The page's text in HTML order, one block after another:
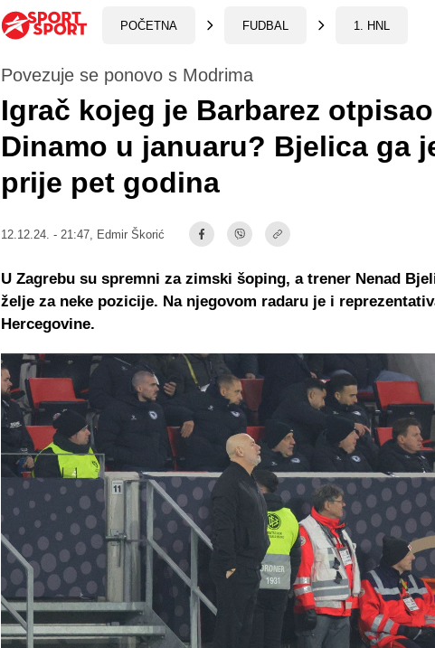
POČETNA FUDBAL 1. HNL
Povezuje se ponovo s Modrima
Igrač kojeg je Barbarez
Dinamo u januaru? Bjelica ga
prije pet godina
12.12.24. - 21:47, Edmir Škorić
U Zagrebu su spremni za zimski šoping, a trener Nenad
želje za neke pozicije. Na njegovom radaru je i
Hercegovine.